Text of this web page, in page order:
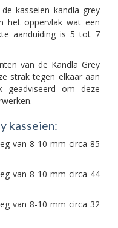
kasseien kandla grey
het oppervlak wat een
aanduiding is 5 tot 7
van de Kandla Grey
strak tegen elkaar aan
om deze
kasseien:
van 8-10 mm circa 85
van 8-10 mm circa 44
van 8-10 mm circa 32